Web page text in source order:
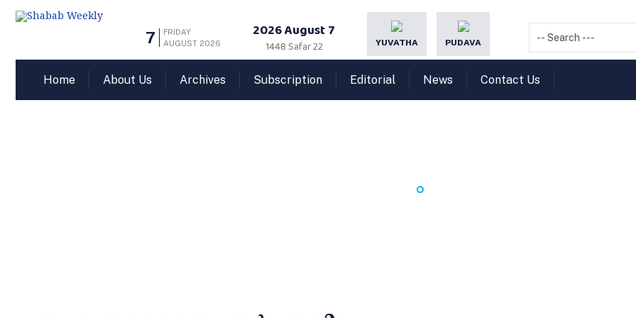
7
FRIDAY
AUGUST 2026
2026 August 7
1448 Safar 22 YUVATHA PUDAVA
Home About Us Archives Subscription Editorial News Contact Us